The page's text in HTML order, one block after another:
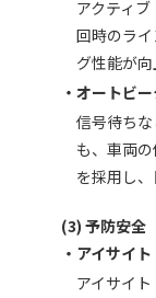
アクティ
回時のラ
グ性能が向
・オートビ
信号待ち
も、車両
を採用し
(3) 予防安全
・アイサイ
アイサイ